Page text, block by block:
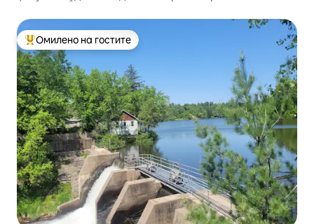
Меѓу најуспешните „Омилени на гостите“
Омилено на гостите